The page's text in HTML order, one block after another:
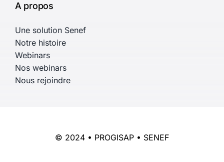
A propos
Une solution Senef
Notre histoire
Webinars
Nos webinars
Nous rejoindre
© 2024 • PROGISAP • SENEF